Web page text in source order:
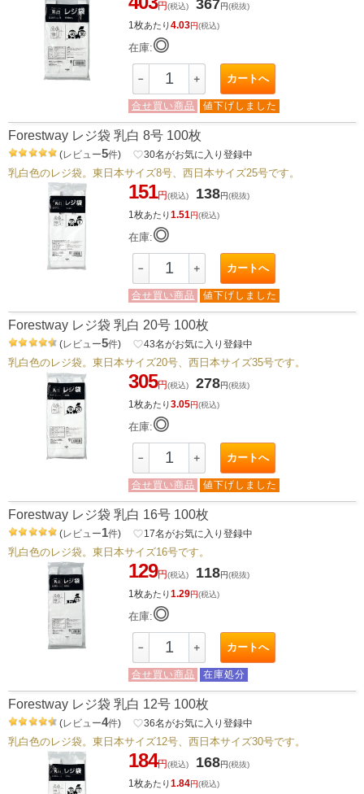
円(税込) 367円(税抜)
1枚あたり4.03円(税込)
在庫:◎
－ ＋ カートへ
合せ買い商品 値下げしました
Forestway レジ袋 乳白 8号 100枚
(レビュー5件) favorite_border30名がお気に入り登録中
乳白色のレジ袋。東日本サイズ8号、西日本サイズ25号です。
151円(税込) 138円(税抜)
1枚あたり1.51円(税込)
在庫:◎
－ ＋ カートへ
合せ買い商品 値下げしました
Forestway レジ袋 乳白 20号 100枚
(レビュー5件) favorite_border43名がお気に入り登録中
乳白色のレジ袋。東日本サイズ20号、西日本サイズ35号です。
305円(税込) 278円(税抜)
1枚あたり3.05円(税込)
在庫:◎
－ ＋ カートへ
合せ買い商品 値下げしました
Forestway レジ袋 乳白 16号 100枚
(レビュー1件) favorite_border17名がお気に入り登録中
乳白色のレジ袋。東日本サイズ16号です。
129円(税込) 118円(税抜)
1枚あたり1.29円(税込)
在庫:◎
－ ＋ カートへ
合せ買い商品 在庫処分
Forestway レジ袋 乳白 12号 100枚
(レビュー4件) favorite_border36名がお気に入り登録中
乳白色のレジ袋。東日本サイズ12号、西日本サイズ30号です。
184円(税込) 168円(税抜)
1枚あたり1.84円(税込)